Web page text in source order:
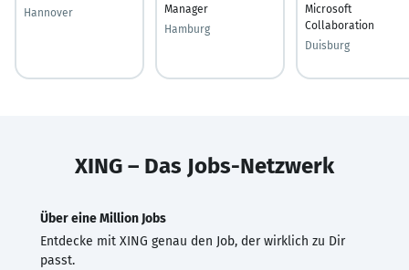
Hannover
Manager
Hamburg
Microsoft
Collaboration
Duisburg
XING – Das Jobs-Netzwerk
Über eine Million Jobs
Entdecke mit XING genau den Job, der wirklich zu Dir
passt.